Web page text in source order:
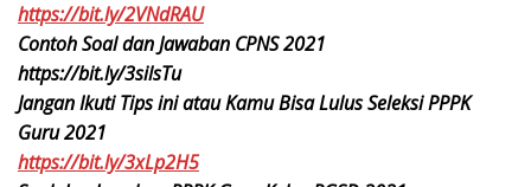
https://bit.ly/2VNdRAU
Contoh Soal dan Jawaban CPNS 2021
https://bit.ly/3silsTu
Jangan Ikuti Tips ini atau Kamu Bisa Lulus Seleksi PPPK
Guru 2021
https://bit.ly/3xLp2H5